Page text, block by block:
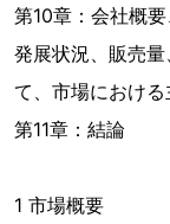
第10章：会社概
発展状況、販売
て、市場における
第11章：結論
1 市場概要